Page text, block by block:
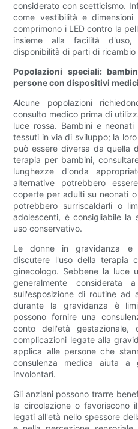
considerato con scetticismo.
come vestibilità e
comprimono i LED contro la
insieme alla facilità
disponibilità di parti di ricambio
Popolazioni speciali:
persone con dispositivi medici
Alcune popolazioni
consulto medico prima di
luce rossa. Bambini e
tessuti in via di sviluppo; la
può essere diversa da quella
terapia per bambini,
lunghezze d'onda
alternative potrebbero
coperte per adulti su neonati
potrebbero surriscaldarli o
adolescenti, è consigliabile la
uso conservativo.
Le donne in gravidanza e
discutere l'uso della terapia
ginecologo. Sebbene la luce
generalmente
sull'esposizione di routine
durante la gravidanza è
possono fornire una
conto dell'età gestazionale,
complicazioni legate alla
applica alle persone che
consulenza medica aiuta a
involontari.
Gli anziani possono trarre
la circolazione o favoriscono
legati all'età nello spessore